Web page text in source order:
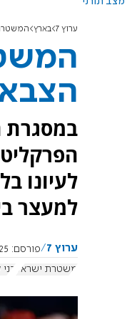
ערוץ 7 בארץ
במסגרת
לעיונו
למעצר
ערוץ 7 פורסם:
משטרת ישראל
דני